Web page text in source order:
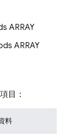
ARRAY
ARRAY
目：
料